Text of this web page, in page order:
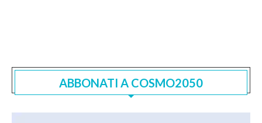
ABBONATI A COSMO2050